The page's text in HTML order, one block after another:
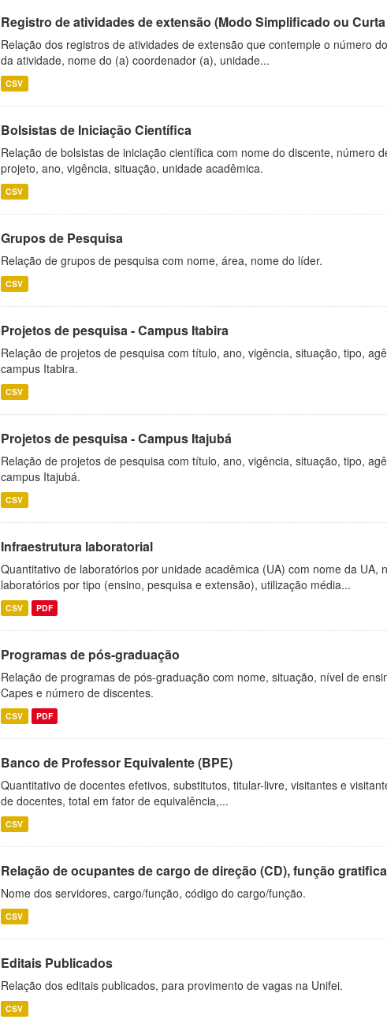
Registro de atividades de extensão (Modo Simplificado ou
Relação dos registros de atividades de extensão que contemple o número
da atividade, nome do (a) coordenador (a), unidade...
CSV
Bolsistas de Iniciação Científica
Relação de bolsistas de iniciação científica com nome do discente, número
projeto, ano, vigência, situação, unidade acadêmica.
CSV
Grupos de Pesquisa
Relação de grupos de pesquisa com nome, área, nome do líder.
CSV
Projetos de pesquisa - Campus Itabira
Relação de projetos de pesquisa com título, ano, vigência, situação, tipo,
campus Itabira.
CSV
Projetos de pesquisa - Campus Itajubá
Relação de projetos de pesquisa com título, ano, vigência, situação, tipo,
campus Itajubá.
CSV
Infraestrutura laboratorial
Quantitativo de laboratórios por unidade acadêmica (UA) com nome da UA,
laboratórios por tipo (ensino, pesquisa e extensão), utilização média...
CSV PDF
Programas de pós-graduação
Relação de programas de pós-graduação com nome, situação, nível de
Capes e número de discentes.
CSV PDF
Banco de Professor Equivalente (BPE)
Quantitativo de docentes efetivos, substitutos, titular-livre, visitantes e
de docentes, total em fator de equivalência,...
CSV
Relação de ocupantes de cargo de direção (CD), função
Nome dos servidores, cargo/função, código do cargo/função.
CSV
Editais Publicados
Relação dos editais publicados, para provimento de vagas na Unifei.
CSV